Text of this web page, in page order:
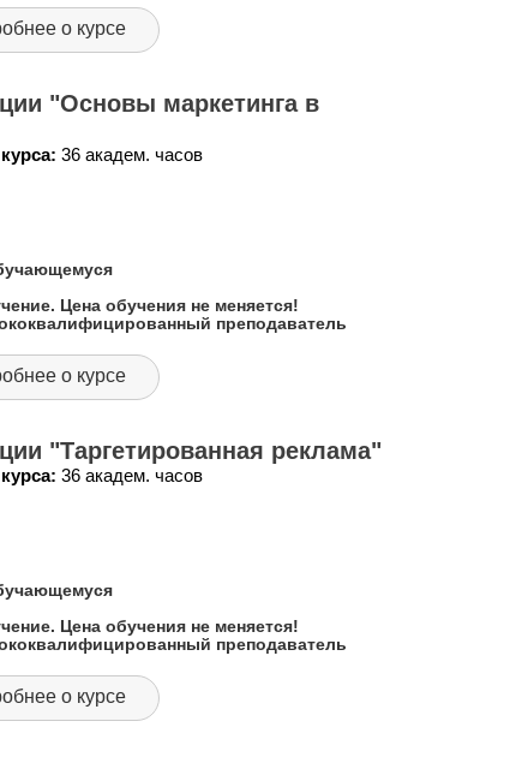
о курсе
"Основы маркетинга в
36 академ. часов
Цена обучения не меняется!
преподаватель
о курсе
"Таргетированная реклама"
36 академ. часов
Цена обучения не меняется!
преподаватель
о курсе